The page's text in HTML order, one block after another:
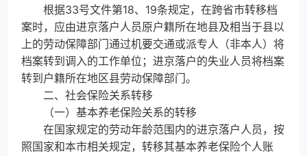
根据33号文件第18、19条规定，在跨省市转移档
案时，应由进京落户人员原户籍所在地县及相当于县以
上的劳动保障部门通过机要交通或派专人（非本人）将
档案转到调入的工作单位；进京落户的失业人员将档案
转到户籍所在地区县劳动保障部门。
二、社会保险关系转移
（一）基本养老保险关系的转移
在国家规定的劳动年龄范围内的进京落户人员，按
照国家和本市相关规定，转移其基本养老保险个人账